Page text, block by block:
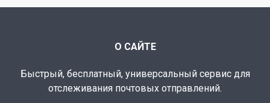
О САЙТЕ
Быстрый, бесплатный, универсальный сервис для
отслеживания почтовых отправлений.